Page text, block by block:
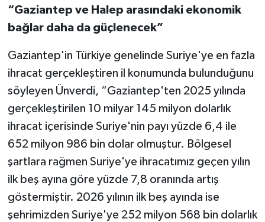
“Gaziantep ve Halep arasındaki ekonomik
bağlar daha da güçlenecek”
Gaziantep'in Türkiye genelinde Suriye'ye en fazla
ihracat gerçekleştiren il konumunda bulunduğunu
söyleyen Ünverdi, “Gaziantep'ten 2025 yılında
gerçekleştirilen 10 milyar 145 milyon dolarlık
ihracat içerisinde Suriye'nin payı yüzde 6,4 ile
652 milyon 986 bin dolar olmuştur. Bölgesel
şartlara rağmen Suriye'ye ihracatımız geçen yılın
ilk beş ayına göre yüzde 7,8 oranında artış
göstermiştir. 2026 yılının ilk beş ayında ise
şehrimizden Suriye'ye 252 milyon 568 bin dolarlık